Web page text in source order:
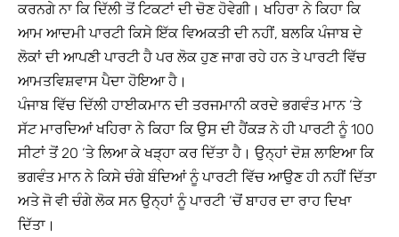
ਕਰਨਗੇ ਨਾ ਕਿ ਦਿੱਲੀ ਤੋਂ ਟਿਕਟਾਂ ਦੀ ਚੋਣ ਹੋਵੇਗੀ। ਖਹਿਰਾ ਨੇ ਕਿਹਾ ਕਿ
ਆਮ ਆਦਮੀ ਪਾਰਟੀ ਕਿਸੇ ਇੱਕ ਵਿਅਕਤੀ ਦੀ ਨਹੀਂ, ਬਲਕਿ ਪੰਜਾਬ ਦੇ
ਲੋਕਾਂ ਦੀ ਆਪਣੀ ਪਾਰਟੀ ਹੈ ਪਰ ਲੋਕ ਹੁਣ ਜਾਗ ਰਹੇ ਹਨ ਤੇ ਪਾਰਟੀ ਵਿੱਚ
ਆਮਤਵਿਸ਼ਵਾਸ ਪੈਦਾ ਹੋਇਆ ਹੈ।
ਪੰਜਾਬ ਵਿੱਚ ਦਿੱਲੀ ਹਾਈਕਮਾਨ ਦੀ ਤਰਜਮਾਨੀ ਕਰਦੇ ਭਗਵੰਤ ਮਾਨ ‘ਤੇ
ਸੱਟ ਮਾਰਦਿਆਂ ਖਹਿਰਾ ਨੇ ਕਿਹਾ ਕਿ ਉਸ ਦੀ ਹੈਂਕੜ ਨੇ ਹੀ ਪਾਰਟੀ ਨੂੰ 100
ਸੀਟਾਂ ਤੋਂ 20 ‘ਤੇ ਲਿਆ ਕੇ ਖੜ੍ਹਾ ਕਰ ਦਿੱਤਾ ਹੈ। ਉਨ੍ਹਾਂ ਦੋਸ਼ ਲਾਇਆ ਕਿ
ਭਗਵੰਤ ਮਾਨ ਨੇ ਕਿਸੇ ਚੰਗੇ ਬੰਦਿਆਂ ਨੂੰ ਪਾਰਟੀ ਵਿੱਚ ਆਉਣ ਹੀ ਨਹੀਂ ਦਿੱਤਾ
ਅਤੇ ਜੋ ਵੀ ਚੰਗੇ ਲੋਕ ਸਨ ਉਨ੍ਹਾਂ ਨੂੰ ਪਾਰਟੀ ‘ਚੋਂ ਬਾਹਰ ਦਾ ਰਾਹ ਦਿਖਾ
ਦਿੱਤਾ।